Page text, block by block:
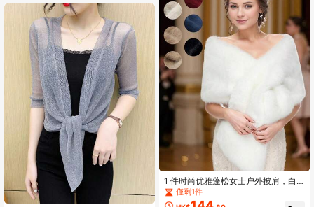
1 件时尚优雅蓬松女士户外披肩，白
色蓬松新娘婚礼披肩/披肩，适合新娘
婚礼派对，黑色
僅剩1件